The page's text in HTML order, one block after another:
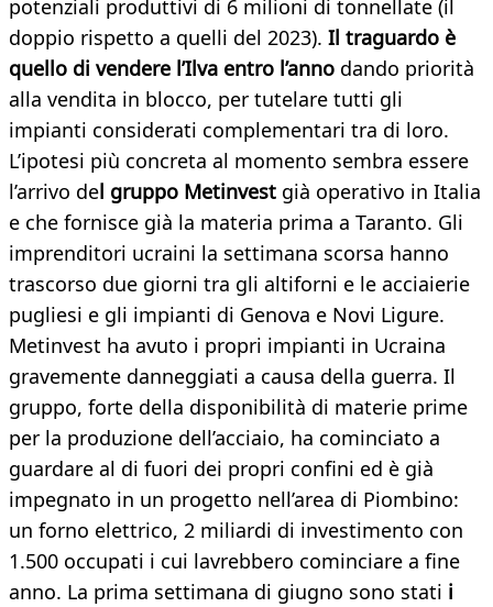
potenziali produttivi di 6 milioni di tonnellate (il
doppio rispetto a quelli del 2023). Il traguardo è
quello di vendere l’Ilva entro l’anno dando priorità
alla vendita in blocco, per tutelare tutti gli
impianti considerati complementari tra di loro.
L’ipotesi più concreta al momento sembra essere
l’arrivo del gruppo Metinvest già operativo in Italia
e che fornisce già la materia prima a Taranto. Gli
imprenditori ucraini la settimana scorsa hanno
trascorso due giorni tra gli altiforni e le acciaierie
pugliesi e gli impianti di Genova e Novi Ligure.
Metinvest ha avuto i propri impianti in Ucraina
gravemente danneggiati a causa della guerra. Il
gruppo, forte della disponibilità di materie prime
per la produzione dell’acciaio, ha cominciato a
guardare al di fuori dei propri confini ed è già
impegnato in un progetto nell’area di Piombino:
un forno elettrico, 2 miliardi di investimento con
1.500 occupati i cui lavrebbero cominciare a fine
anno. La prima settimana di giugno sono stati i